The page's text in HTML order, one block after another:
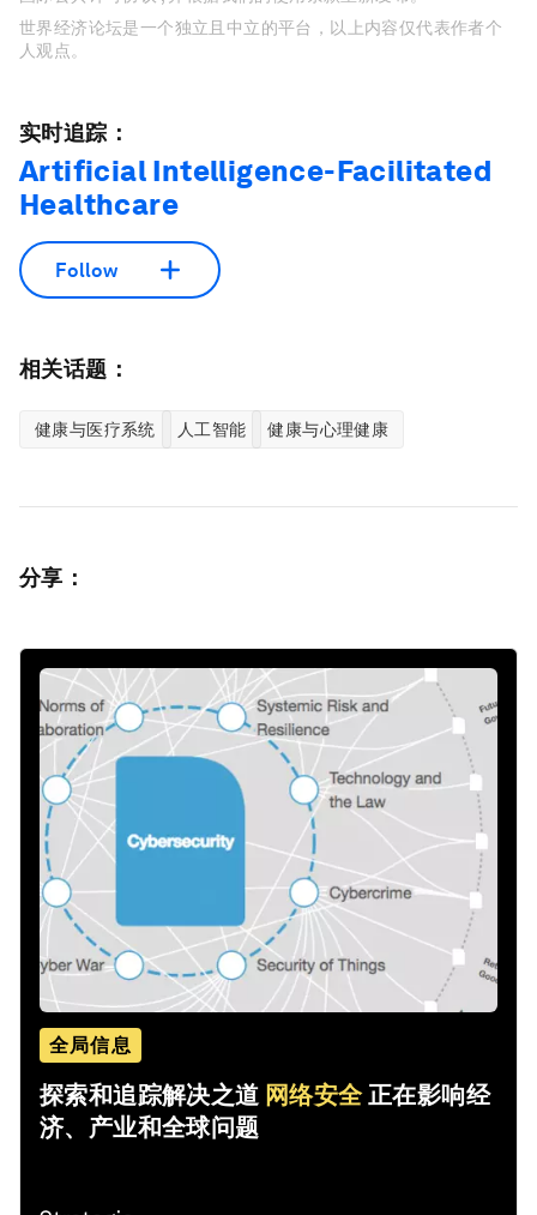
世界经济论坛是一个独立且中立的平台，以上内容仅代表作者个
人观点。
实时追踪：
Artificial Intelligence-Facilitated
Healthcare
Follow
相关话题：
健康与医疗系统 人工智能 健康与心理健康
分享：
全局信息
探索和追踪解决之道 网络安全正在影响经
济、产业和全球问题